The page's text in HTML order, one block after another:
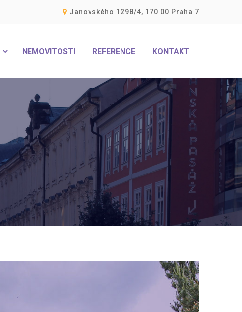
Janovského 1298/4, 170 00 Praha 7
NEMOVITOSTI REFERENCE KONTAKT